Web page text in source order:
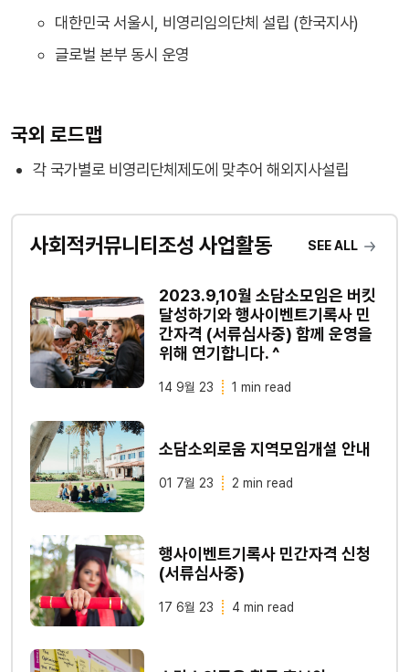
대한민국 서울시, 비영리임의단체 설립 (한국지사)
글로벌 본부 동시 운영
국외 로드맵
각 국가별로 비영리단체제도에 맞추어 해외지사설립
사회적커뮤니티조성 사업활동 SEE ALL
2023.9,10월 소담소모임은 버킷
달성하기와 행사이벤트기록사 민
간자격 (서류심사중) 함께 운영을
위해 연기합니다. ^
14 9월 23 1 min read
소담소외로움 지역모임개설 안내
01 7월 23 2 min read
행사이벤트기록사 민간자격 신청
(서류심사중)
17 6월 23 4 min read